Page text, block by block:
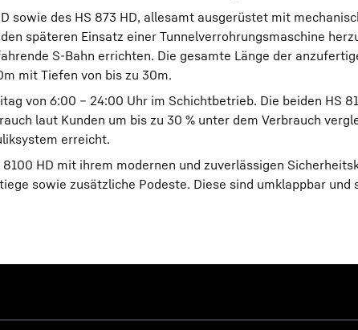
sowie des HS 873 HD, allesamt ausgerüstet mit
späteren Einsatz einer Tunnelverrohrungsmaschine
S-Bahn errichten. Die gesamte Länge der
mit Tiefen von bis zu 30m.
von 6:00 – 24:00 Uhr im Schichtbetrieb. Die beiden HS
laut Kunden um bis zu 30 % unter dem Verbrauch
erreicht.
HD mit ihrem modernen und zuverlässigen
sowie zusätzliche Podeste. Diese sind umklappbar und